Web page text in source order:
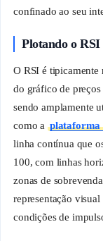
confinado ao seu
Plotando o RSI
O RSI é tipicamente
do gráfico de
sendo amplamente
como a plataforma
linha contínua que
100, com linhas
zonas de
representação
condições de